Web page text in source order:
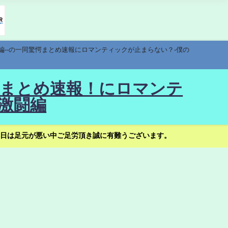
の一同驚愕まとめ速報にロマンティックが止まらない？-僕の
とめ速報！にロマンテ
闘編
足元が悪い中ご足労頂き誠に有難うございます。